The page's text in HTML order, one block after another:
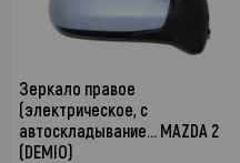
Зеркало правое
(электрическое, с
автоскладывание… MAZDA 2
(DEMIO)